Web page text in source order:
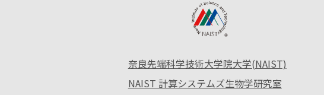
奈良先端科学技術大学院大学(NAIST)
NAIST 計算システムズ生物学研究室